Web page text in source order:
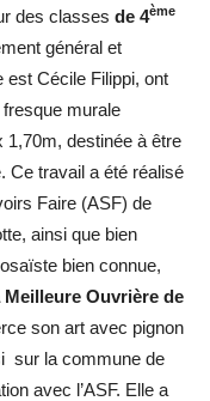
des classes de 4ème
général et
est Cécile Filippi, ont
fresque murale
1,70m, destinée à être
Ce travail a été réalisé
Faire (ASF) de
ainsi que bien
bien connue,
Meilleure Ouvrière de
son art avec pignon
sur la commune de
avec l’ASF. Elle a